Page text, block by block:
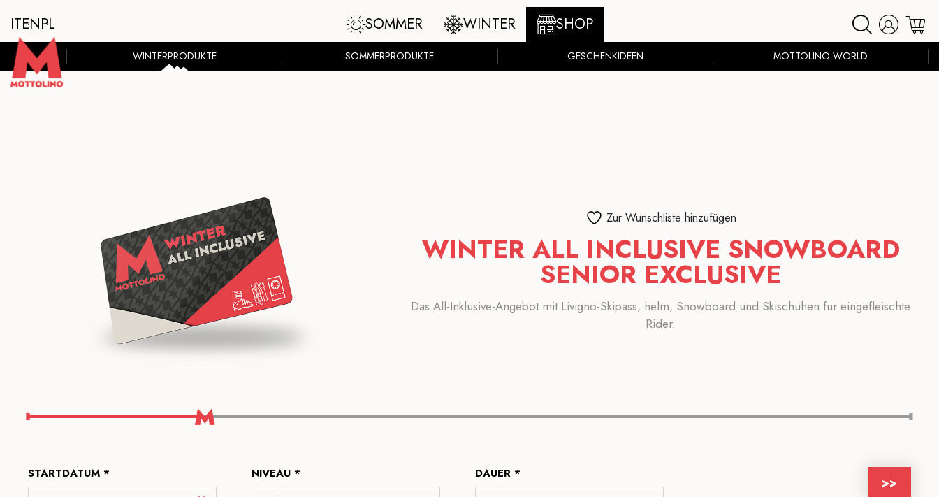
SOMMER WINTER SHOP
ITENPL
WINTERPRODUKTE SOMMERPRODUKTE GESCHENKIDEEN MOTTOLINO WORLD
Zur Wunschliste hinzufügen
WINTER ALL INCLUSIVE SNOWBOARD
SENIOR EXCLUSIVE
Das All-Inklusive-Angebot mit Livigno-Skipass, helm, Snowboard und Skischuhen für eingefleischte
Rider.
STARTDATUM * NIVEAU * DAUER *
>>